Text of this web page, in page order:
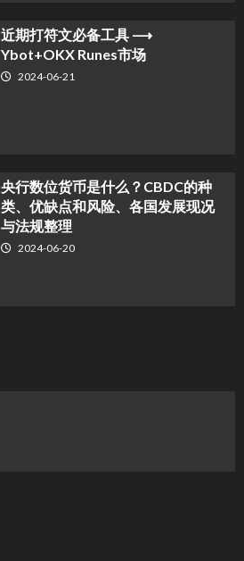
近期打符文必备工具 ⟶
Ybot+OKX Runes市场
2024-06-21
央行数位货币是什么？CBDC的种
类、优缺点和风险、各国发展现况
与法规整理
2024-06-20